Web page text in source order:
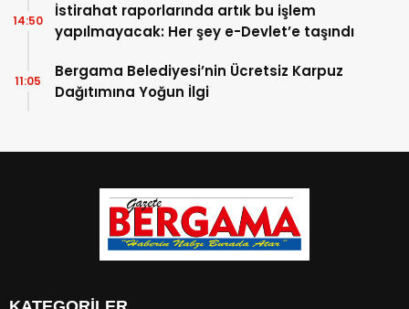
İstirahat raporlarında artık bu işlem
yapılmayacak: Her şey e-Devlet’e taşındı
14:50
Bergama Belediyesi’nin Ücretsiz Karpuz
Dağıtımına Yoğun İlgi
11:05